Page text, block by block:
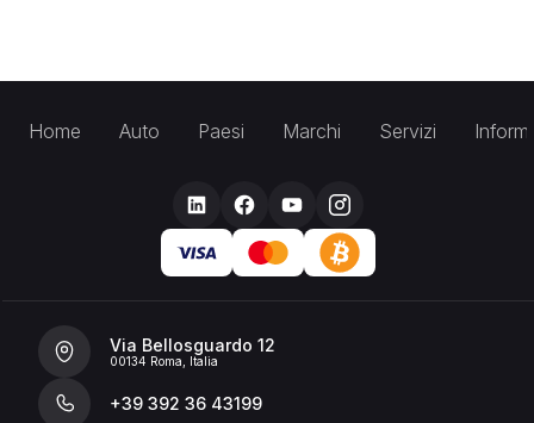
Home Auto Paesi Marchi Servizi
Via Bellosguardo 12
00134 Roma, Italia
+39 392 36 43199